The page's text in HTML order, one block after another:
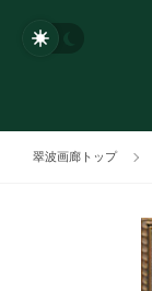
翠波画廊トップ